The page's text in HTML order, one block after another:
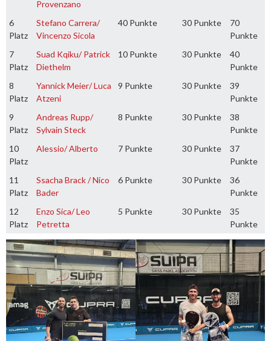
Provenzano
6
Platz
Stefano Carrera/
Vincenzo Sicola
40 Punkte 30 Punkte
70
Punkte
7
Platz
Suad Kqiku/ Patrick
Diethelm
10 Punkte 30 Punkte
40
Punkte
8
Platz
Yannick Meier/ Luca
Atzeni
9 Punkte 30 Punkte
39
Punkte
9
Platz
Andreas Rupp/
Sylvain Steck
8 Punkte 30 Punkte
38
Punkte
10
Platz
Alessio/ Alberto 7 Punkte 30 Punkte
37
Punkte
11
Platz
Ssacha Brack / Nico
Bader
6 Punkte 30 Punkte
36
Punkte
12
Platz
Enzo Sica/ Leo
Petretta
5 Punkte 30 Punkte
35
Punkte